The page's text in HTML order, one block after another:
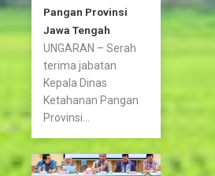
Pangan Provinsi
Jawa Tengah
UNGARAN – Serah
terima jabatan
Kepala Dinas
Ketahanan Pangan
Provinsi...